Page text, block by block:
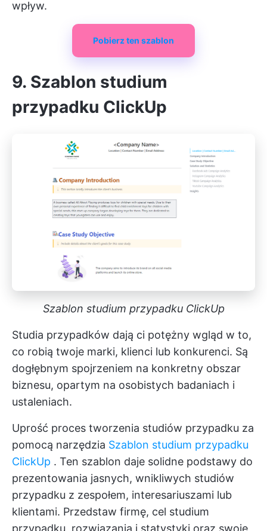
wpływ.
Pobierz ten szablon
9. Szablon studium
przypadku ClickUp
Szablon studium przypadku ClickUp
Studia przypadków dają ci potężny wgląd w to,
co robią twoje marki, klienci lub konkurenci. Są
dogłębnym spojrzeniem na konkretny obszar
biznesu, opartym na osobistych badaniach i
ustaleniach.
Uprość proces tworzenia studiów przypadku za
pomocą narzędzia Szablon studium przypadku
ClickUp . Ten szablon daje solidne podstawy do
prezentowania jasnych, wnikliwych studiów
przypadku z zespołem, interesariuszami lub
klientami. Przedstaw firmę, cel studium
przypadku, rozwiązania i statystyki oraz swoje